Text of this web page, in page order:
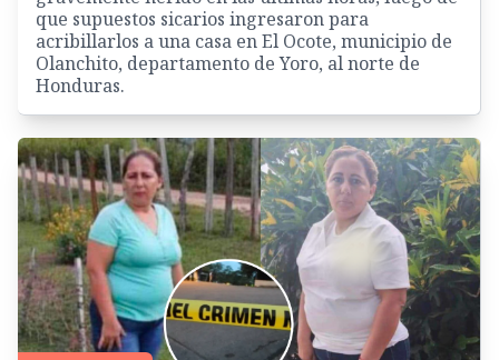
que supuestos sicarios ingresaron para
acribillarlos a una casa en El Ocote, municipio de
Olanchito, departamento de Yoro, al norte de
Honduras.